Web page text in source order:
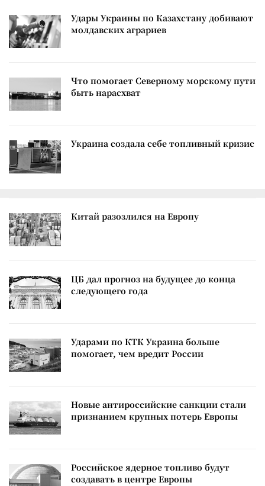
Удары Украины по Казахстану добивают
молдавских аграриев
Что помогает Северному морскому пути
быть нарасхват
Украина создала себе топливный кризис
Китай разозлился на Европу
ЦБ дал прогноз на будущее до конца
следующего года
Ударами по КТК Украина больше
помогает, чем вредит России
Новые антироссийские санкции стали
признанием крупных потерь Европы
Российское ядерное топливо будут
создавать в центре Европы